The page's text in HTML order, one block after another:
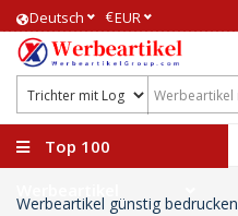
Deutsch €EUR
Top 100
Werbeartikel günstig bedrucken